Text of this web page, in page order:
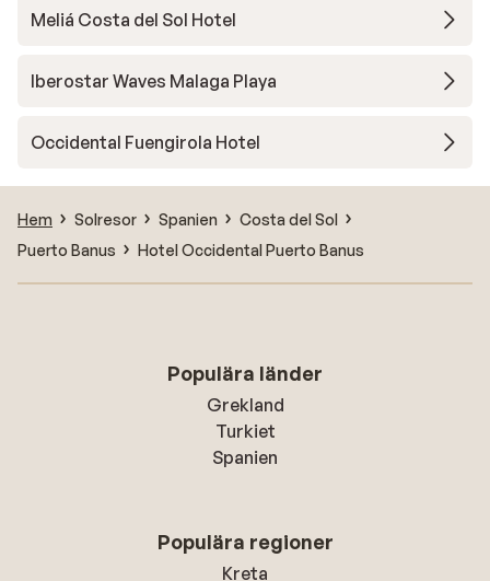
Meliá Costa del Sol Hotel
Iberostar Waves Malaga Playa
Occidental Fuengirola Hotel
Hem Solresor Spanien
Costa del Sol
Puerto Banus
Hotel Occidental Puerto Banus
Populära länder
Grekland
Turkiet
Spanien
Populära regioner
Kreta